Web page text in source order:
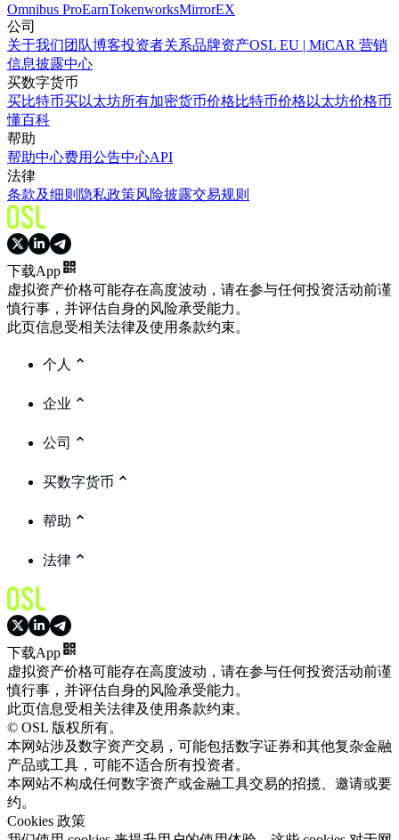
Omnibus ProEarnTokenworksMirrorEX
公司
关于我们团队博客投资者关系品牌资产OSL EU | MiCAR 营销
信息披露中心
买数字货币
买比特币买以太坊所有加密货币价格比特币价格 以太坊价格币
懂百科
帮助
帮助中心费用公告中心API
法律
条款及细则 隐私政策风险披露交易规则
下载App
虚拟资产价格可能存在高度波动，请在参与任何投资活动前谨
慎行事，并评估自身的风险承受能力。
此页信息受相关法律及使用条款约束。
个人
企业
公司
买数字货币
帮助
法律
下载App
虚拟资产价格可能存在高度波动，请在参与任何投资活动前谨
慎行事，并评估自身的风险承受能力。
此页信息受相关法律及使用条款约束。
© OSL 版权所有。
本网站涉及数字资产交易，可能包括数字证券和其他复杂金融
产品或工具，可能不适合所有投资者。
本网站不构成任何数字资产或金融工具交易的招揽、邀请或要
约。
Cookies 政策